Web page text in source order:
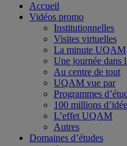
Accueil
Vidéos promo
Institutionnelles
Visites virtuelles
La minute UQAM
Une journée dans
Au centre de tout
UQAM vue par
Programmes
100 millions
L’effet UQAM
Autres
Domaines d’études